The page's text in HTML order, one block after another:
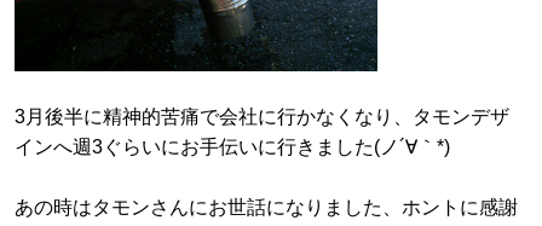
3月後半に精神的苦痛で会社に行かなくなり、タモンデザ
インへ週3ぐらいにお手伝いに行きました(ノ´∀｀*)
あの時はタモンさんにお世話になりました、ホントに感謝